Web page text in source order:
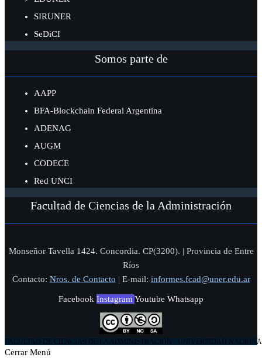
SIRUNER
SeDiCI
Somos parte de
AAPP
BFA-Blockchain Federal Argentina
ADENAG
AUGM
CODECE
Red UNCI
Facultad de Ciencias de la Administración
Monseñor Tavella 1424. Concordia. CP(3200). | Provincia de Entre
Ríos
Contacto: Nros. de Contacto | E-mail: informes.fcad@uner.edu.ar
Facebook Instagram Youtube Whatsapp
FACULTAD DE CIENCIAS DE LA ADMINISTRACIÓN - UNIVERSIDAD
Cerrar Menú